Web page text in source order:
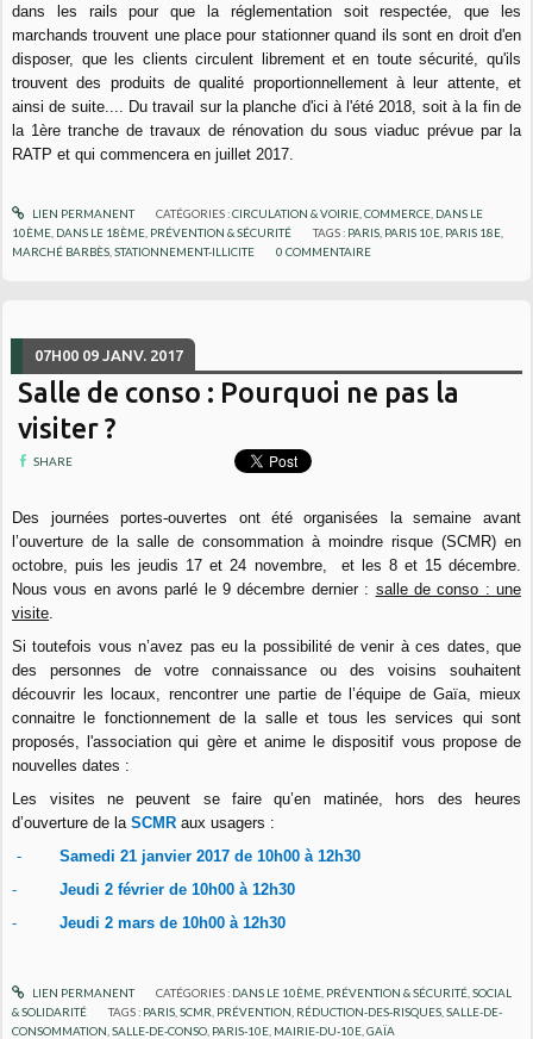
dans les rails pour que la réglementation soit respectée, que les
marchands trouvent une place pour stationner quand ils sont en droit d'en
disposer, que les clients circulent librement et en toute sécurité, qu'ils
trouvent des produits de qualité proportionnellement à leur attente, et
ainsi de suite.... Du travail sur la planche d'ici à l'été 2018, soit à la fin de
la 1ère tranche de travaux de rénovation du sous viaduc prévue par la
RATP et qui commencera en juillet 2017.
LIEN PERMANENT CATÉGORIES :CIRCULATION & VOIRIE,COMMERCE, DANS LE
10ÈME, DANS LE 18ÈME, PRÉVENTION & SÉCURITÉ TAGS : PARIS, PARIS 10E, PARIS 18E,
MARCHÉ BARBÈS,STATIONNEMENT-ILLICITE 0 COMMENTAIRE
07H00 09 JANV. 2017
Salle de conso : Pourquoi ne pas la
visiter ?
SHARE
Des journées portes-ouvertes ont été organisées la semaine avant
l’ouverture de la salle de consommation à moindre risque (SCMR) en
octobre, puis les jeudis 17 et 24 novembre, et les 8 et 15 décembre.
Nous vous en avons parlé le 9 décembre dernier : salle de conso : une
visite
Si toutefois vous n’avez pas eu la possibilité de venir à ces dates, que
des personnes de votre connaissance ou des voisins souhaitent
découvrir les locaux, rencontrer une partie de l’équipe de Gaïa, mieux
connaitre le fonctionnement de la salle et tous les services qui sont
proposés, l'association qui gère et anime le dispositif vous propose de
nouvelles dates :
Les visites ne peuvent se faire qu’en matinée, hors des heures
d’ouverture de laSCMR aux usagers :
-Samedi 21 janvier 2017 de 10h00 à 12h30
-Jeudi 2 février de 10h00 à 12h30
-Jeudi 2 mars de 10h00 à 12h30
LIEN PERMANENT CATÉGORIES : DANS LE 10ÈME, PRÉVENTION & SÉCURITÉ, SOCIAL
& SOLIDARITÉ
TAGS : PARIS ,SCMR PRÉVENTION RÉDUCTION-DES-RISQUES ,SALLE-DE-
CONSOMMATION ,SALLE-DE-CONSO PARIS-10E MAIRIE-DU-10E ,GAÏA